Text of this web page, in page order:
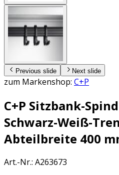
Previous slide Next slide
zum Markenshop: C+P
C+P Sitzbank-
Schwarz-Weiß-
Abteilbreite 400
Art.-Nr.: A263673